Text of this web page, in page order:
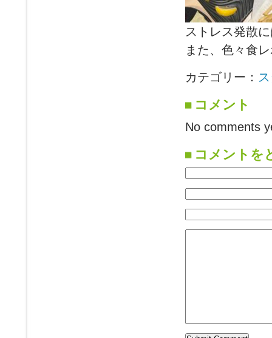
ストレス発散
また、色々食
カテゴリー：
コメント
No comments
コメントを